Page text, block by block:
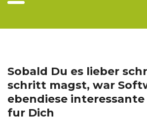
Sobald Du es lieber
schritt magst, war
ebendiese interessante
fur Dich